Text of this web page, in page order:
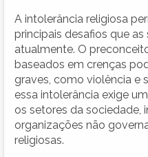
A intolerância religiosa
principais desafios que
atualmente. O
baseados em crenças
graves, como violência e
essa intolerância exige
os setores da sociedade,
organizações não
religiosas.